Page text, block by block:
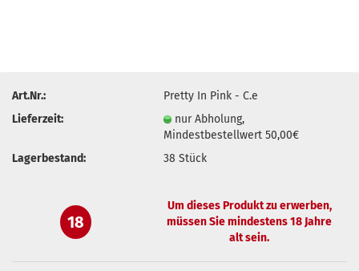
Art.Nr.:
Pretty In Pink - C.e
Lieferzeit:
nur Abholung,
Mindestbestellwert 50,00€
Lagerbestand:
38Stück
18
Um dieses Produkt zu erwerben,
müssen Sie mindestens 18 Jahre
alt sein.